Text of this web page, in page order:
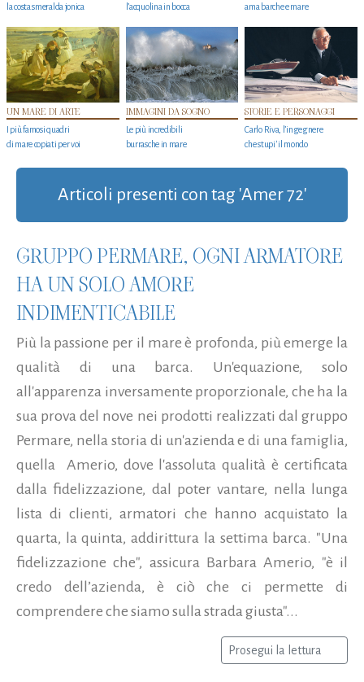
la costa smeralda jonica
l’acquolina in bocca
ama barche e mare
UN MARE DI ARTE
I più famosi quadri
di mare copiati per voi
IMMAGINI DA SOGNO
Le più incredibili
burrasche in mare
STORIE E PERSONAGGI
Carlo Riva, l’ingegnere
che stupi' il mondo
Articoli presenti con tag 'Amer 72'
GRUPPO PERMARE, OGNI ARMATORE
HA UN SOLO AMORE
INDIMENTICABILE
Più la passione per il mare è profonda, più emerge la
qualità di una barca. Un'equazione, solo
all'apparenza inversamente proporzionale, che ha la
sua prova del nove nei prodotti realizzati dal gruppo
Permare, nella storia di un'azienda e di una famiglia,
quella Amerio, dove l'assoluta qualità è certificata
dalla fidelizzazione, dal poter vantare, nella lunga
lista di clienti, armatori che hanno acquistato la
quarta, la quinta, addirittura la settima barca. "Una
fidelizzazione che", assicura Barbara Amerio, "è il
credo dell’azienda, è ciò che ci permette di
comprendere che siamo sulla strada giusta"...
Prosegui la lettura